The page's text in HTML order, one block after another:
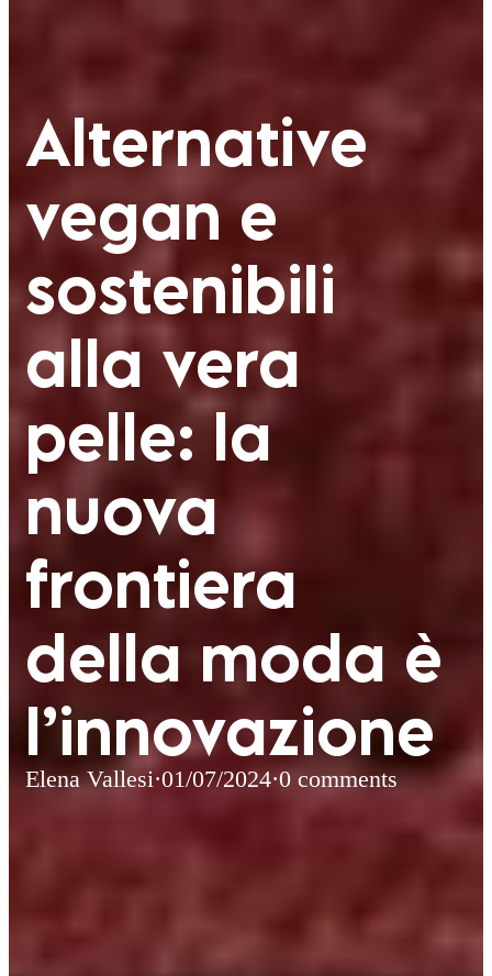
Alternative
vegan e
sostenibili
alla vera
pelle: la
nuova
frontiera
della moda è
l’innovazione
Elena Vallesi·01/07/2024·0 comments